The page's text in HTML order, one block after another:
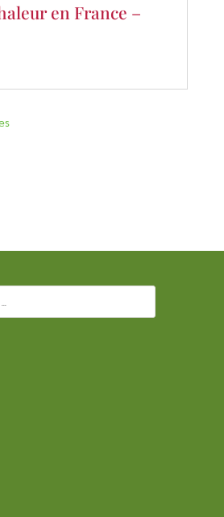
en France –